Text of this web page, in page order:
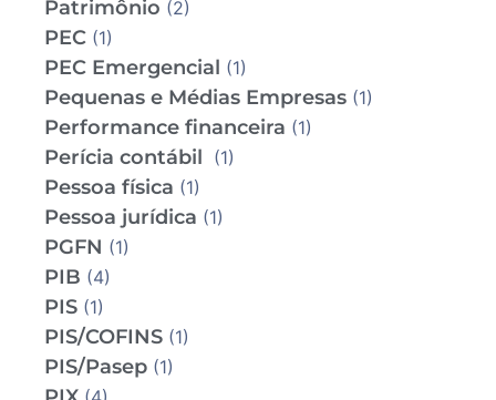
Patrimônio (2)
PEC (1)
PEC Emergencial (1)
Pequenas e Médias Empresas (1)
Performance financeira (1)
Perícia contábil (1)
Pessoa física (1)
Pessoa jurídica (1)
PGFN (1)
PIB (4)
PIS (1)
PIS/COFINS (1)
PIS/Pasep (1)